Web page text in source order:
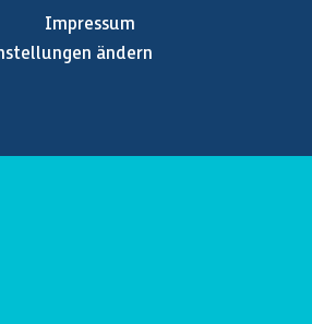
Impressum
ändern